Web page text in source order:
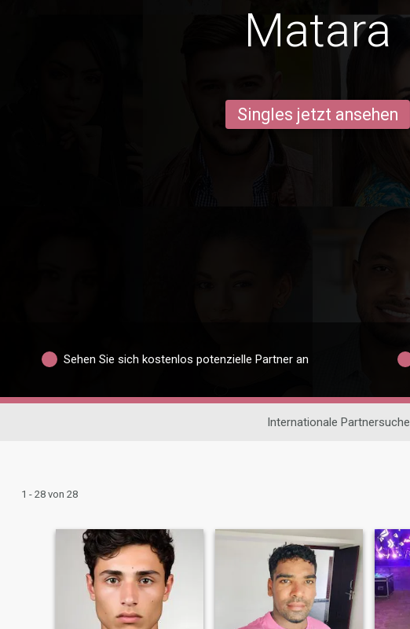
Matara
Singles jetzt ansehen
Sehen Sie sich kostenlos potenzielle Partner an
Internationale Partnersuche
1 - 28 von 28